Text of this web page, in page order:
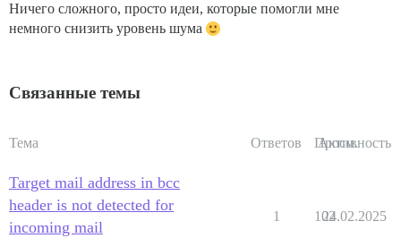
Ничего сложного, просто идеи, которые помогли мне
немного снизить уровень шума
Связанные темы
Тема Ответов Просм.
Активность
Target mail address in bcc
header is not detected for
incoming mail
1 102
24.02.2025